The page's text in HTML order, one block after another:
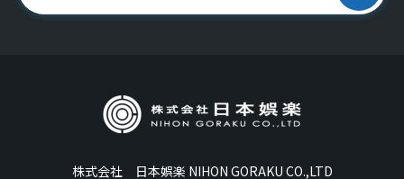
株式会社 日本娯楽 NIHON GORAKU CO.,LTD